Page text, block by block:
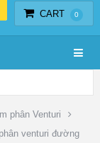
CART 0
phân Venturi
venturi đường